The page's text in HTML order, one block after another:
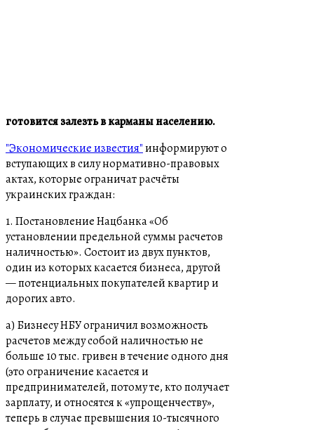
готовится залезть в карманы населению.
"Экономические известия"информируют о
вступающих в силу нормативно-правовых
актах, которые ограничат расчёты
украинских граждан:
1. Постановление Нацбанка «Об
установлении предельной суммы расчетов
наличностью». Состоит из двух пунктов,
один из которых касается бизнеса, другой
— потенциальных покупателей квартир и
дорогих авто.
а) Бизнесу НБУ ограничил возможность
расчетов между собой наличностью не
больше 10 тыс. гривен в течение одного дня
(это ограничение касается и
предпринимателей, потому те, кто получает
зарплату, и относятся к «упрощенчеству»,
теперь в случае превышения 10-тысячного